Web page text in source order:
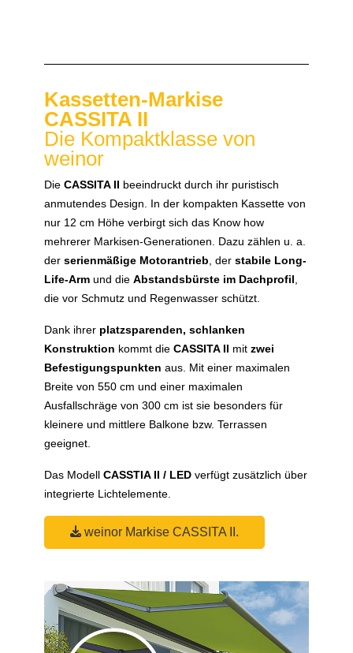
Kassetten-Markise
CASSITA II
Die Kompaktklasse von
weinor
Die CASSITA II beeindruckt durch ihr puristisch
anmutendes Design. In der kompakten Kassette von
nur 12 cm Höhe verbirgt sich das Know how
mehrerer Markisen-Generationen. Dazu zählen u. a.
der serienmäßige Motorantrieb, der stabile Long-
Life-Arm und die Abstandsbürste im Dachprofil,
die vor Schmutz und Regenwasser schützt.
Dank ihrer platzsparenden, schlanken
Konstruktion kommt die CASSITA II mit zwei
Befestigungspunkten aus. Mit einer maximalen
Breite von 550 cm und einer maximalen
Ausfallschräge von 300 cm ist sie besonders für
kleinere und mittlere Balkone bzw. Terrassen
geeignet.
Das Modell CASSTIA II / LED verfügt zusätzlich über
integrierte Lichtelemente.
weinor Markise CASSITA II.